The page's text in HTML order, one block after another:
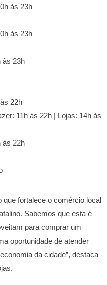
às 23h
às 23h
às 23h
22h
11h às 22h | Lojas: 14h às
às 22h
que fortalece o comércio local
Sabemos que esta é
para comprar um
oportunidade de atender
da cidade”, destaca